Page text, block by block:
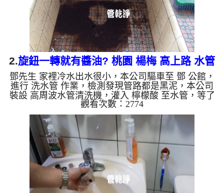
2.旋鈕一轉就有醬油? 桃園 楊梅 高上路 水管
清洗
鄧先生 家裡冷水出水很小，本公司驅車至 鄧 公館，
進行 洗水管 作業，檢測發現管路都是黑泥，本公司
裝設 高周波水管清洗機，灌入 檸檬酸 至水管，等了
約15分，開啟 水管清洗機 ，啟動 螺旋波 模式，因為
來源是地下水，一開始洗水管就洗出黑色水，看起來
跟醬油一樣，四個多小時後，出水量恢復了。 如是
自來水，如水管老化，會產生鐵鏽跟泥沙堆積，洗出
來的水就會是咖啡色，地下水含有氧化錳，管壁上會
結成黑色管垢，洗出來的水會跟石油一樣黑，有些洗
出綠色的水，是因為裡面有銅的物質，生鏽產生銅
綠，如是藍色的水，...
觀看次數：2774